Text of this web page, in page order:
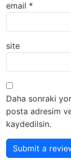
email *
site
Daha sonraki
posta adresim
kaydedilsin.
Submit a